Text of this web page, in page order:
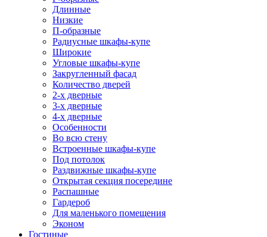
Длинные
Низкие
П-образные
Радиусные шкафы-купе
Широкие
Угловые шкафы-купе
Закругленный фасад
Количество дверей
2-х дверные
3-х дверные
4-х дверные
Особенности
Во всю стену
Встроенные шкафы-купе
Под потолок
Раздвижные шкафы-купе
Открытая секция посередине
Распашные
Гардероб
Для маленького помещения
Эконом
Гостиные